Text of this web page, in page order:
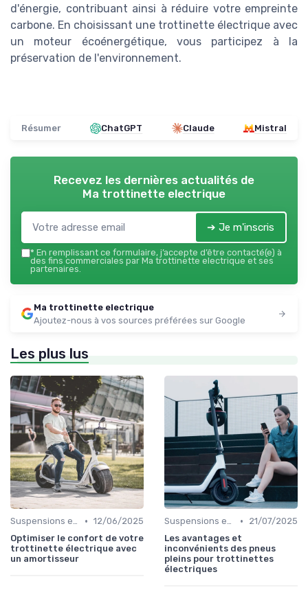
d'énergie, contribuant ainsi à réduire votre empreinte
carbone. En choisissant une trottinette électrique avec
un moteur écoénergétique, vous participez à la
préservation de l'environnement.
Résumer ChatGPT Claude Mistral
Recevez les dernières actualités de
Ma trottinette electrique
➔ Je m'inscris
* En remplissant ce formulaire, j’accepte d’être contacté(e) à
des fins commerciales par Ma trottinette electrique et ses
partenaires.
Ma trottinette electrique
Ajoutez-nous à vos sources préférées sur Google
Les plus lus
Suspensions et confort • 12/06/2025
Optimiser le confort de votre
trottinette électrique avec
un amortisseur
Suspensions et confort •
21/07/2025
Les avantages et
inconvénients des pneus
pleins pour trottinettes
électriques